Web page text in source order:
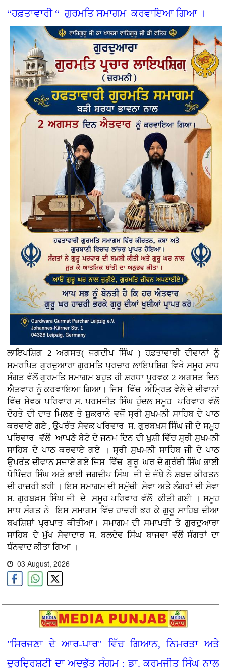
“ਹਫ਼ਤਾਵਾਰੀ “ ਗੁਰਮਤਿ ਸਮਾਗਮ ਕਰਵਾਇਆ ਗਿਆ ।
ਲਾਇਪਸ਼ਿਗ 2 ਅਗਸਤ( ਜਗਦੀਪ ਸਿੰਘ ) ਹਫ਼ਤਾਵਾਰੀ ਦੀਵਾਨਾਂ ਨੂੰ
ਸਮਰਪਿਤ ਗੁਰਦੁਆਰਾ ਗੁਰਮਤਿ ਪ੍ਰਚਾਰ ਲਾਇਪਸ਼ਿਗ ਵਿਖੇ ਸਮੂਹ ਸਾਧ
ਸੰਗਤ ਵੱਲੋਂ ਗੁਰਮਤਿ ਸਮਾਗਮ ਬਹੁਤ ਹੀ ਸ਼ਰਧਾ ਪੂਰਵਕ 2 ਅਗਸਤ ਦਿਨ
ਐਤਵਾਰ ਨੂੰ ਕਰਵਾਇਆ ਗਿਆ। ਜਿਸ ਵਿੱਚ ਅੰਮ੍ਰਿਤ ਵੇਲੇ ਦੇ ਦੀਵਾਨਾਂ
ਵਿੱਚ ਸੇਵਕ ਪਰਿਵਾਰ ਸ. ਪਰਮਜੀਤ ਸਿੰਘ ਹੁੰਦਲ ਸਮੂਹ ਪਰਿਵਾਰ ਵੱਲੋਂ
ਦੋਹਤੇ ਦੀ ਦਾਤ ਮਿਲਣ ਤੇ ਸ਼ੁਕਰਾਨੇ ਵਜੋਂ ਸ੍ਰੀ ਸੁਖਮਨੀ ਸਾਹਿਬ ਦੇ ਪਾਠ
ਕਰਵਾਏ ਗਏ , ਉਪਰੰਤ ਸੇਵਕ ਪਰਿਵਾਰ ਸ. ਗੁਰਬਖ਼ਸ ਸਿੰਘ ਜੀ ਦੇ ਸਮੂਹ
ਪਰਿਵਾਰ ਵੱਲੋਂ ਆਪਣੇ ਬੇਟੇ ਦੇ ਜਨਮ ਦਿਨ ਦੀ ਖੁਸ਼ੀ ਵਿੱਚ ਸ੍ਰੀ ਸੁਖਮਨੀ
ਸਾਹਿਬ ਦੇ ਪਾਠ ਕਰਵਾਏ ਗਏ । ਸ੍ਰੀ ਸੁਖਮਨੀ ਸਾਹਿਬ ਜੀ ਦੇ ਪਾਠ
ਉਪਰੰਤ ਦੀਵਾਨ ਸਜਾਏ ਗਏ ਜਿਸ ਵਿੱਚ ਗੁਰੂ ਘਰ ਦੇ ਗ੍ਰੰਥੀ ਸਿੰਘ ਭਾਈ
ਪੋਪਿੰਦਰ ਸਿੰਘ ਅਤੇ ਭਾਈ ਜਗਦੀਪ ਸਿੰਘ ਜੀ ਦੇ ਜੱਥੇ ਨੇ ਸ਼ਬਦ ਕੀਰਤਨ
ਦੀ ਹਾਜ਼ਰੀ ਭਰੀ । ਇਸ ਸਮਾਗਮ ਦੀ ਸਮੁੱਚੀ ਸੇਵਾ ਅਤੇ ਲੰਗਰਾਂ ਦੀ ਸੇਵਾ
ਸ. ਗੁਰਬਖ਼ਸ ਸਿੰਘ ਜੀ ਦੇ ਸਮੂਹ ਪਰਿਵਾਰ ਵੱਲੋਂ ਕੀਤੀ ਗਈ । ਸਮੂਹ
ਸਾਧ ਸੰਗਤ ਨੇ ਇਸ ਸਮਾਗਮ ਵਿੱਚ ਹਾਜ਼ਰੀ ਭਰ ਕੇ ਗੁਰੂ ਸਾਹਿਬ ਦੀਆ
ਬਖਸ਼ਿਸ਼ਾਂ ਪ੍ਰਪਾਤ ਕੀਤੀਆ। ਸਮਾਗਮ ਦੀ ਸਮਾਪਤੀ ਤੇ ਗੁਰਦੁਆਰਾ
ਸਾਹਿਬ ਦੇ ਮੁੱਖ ਸੇਵਾਦਾਰ ਸ. ਬਲਦੇਵ ਸਿੰਘ ਬਾਜਵਾ ਵੱਲੋਂ ਸੰਗਤਾਂ ਦਾ
ਧੰਨਵਾਦ ਕੀਤਾ ਗਿਆ ।
03 August, 2026
"ਸਿਰਜਣਾ ਦੇ ਆਰ-ਪਾਰ" ਵਿੱਚ ਗਿਆਨ, ਨਿਮਰਤਾ ਅਤੇ
ਦੂਰਦ੍ਰਿਸ਼ਟੀ ਦਾ ਅਦਭੁੱਤ ਸੰਗਮ : ਡਾ. ਕਰਮਜੀਤ ਸਿੰਘ ਨਾਲ